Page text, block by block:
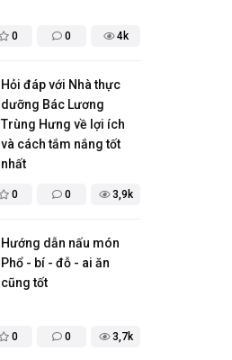
0 0 4k
0 0 3,9k
Hỏi đáp với Nhà thực
dưỡng Bác Lương
Trùng Hưng về lợi ích
và cách tắm nắng tốt
nhất
0 0 3,7k
Hướng dẫn nấu món
Phổ - bí - đỗ - ai ăn
cũng tốt